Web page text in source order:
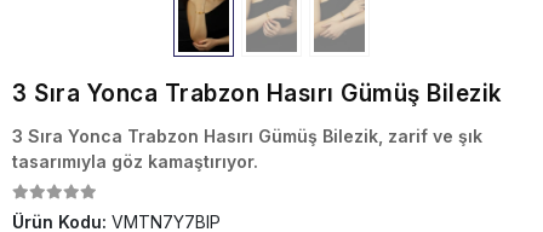
3 Sıra Yonca Trabzon Hasırı Gümüş Bilezik
3 Sıra Yonca Trabzon Hasırı Gümüş Bilezik, zarif ve şık
tasarımıyla göz kamaştırıyor.
Ürün Kodu: VMTN7Y7BIP